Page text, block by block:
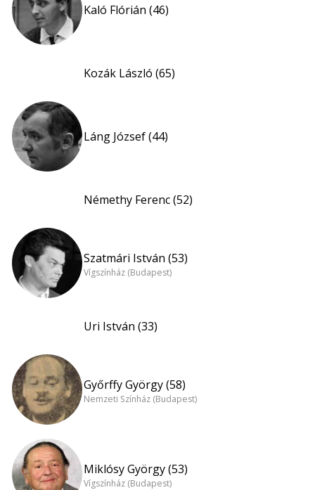
Kaló Flórián (46)
Kozák László (65)
Láng József (44)
Némethy Ferenc (52)
Szatmári István (53)
Vígszínház (Budapest)
Uri István (33)
Győrffy György (58)
Nemzeti Színház (Budapest)
Miklósy György (53)
Vígszínház (Budapest)